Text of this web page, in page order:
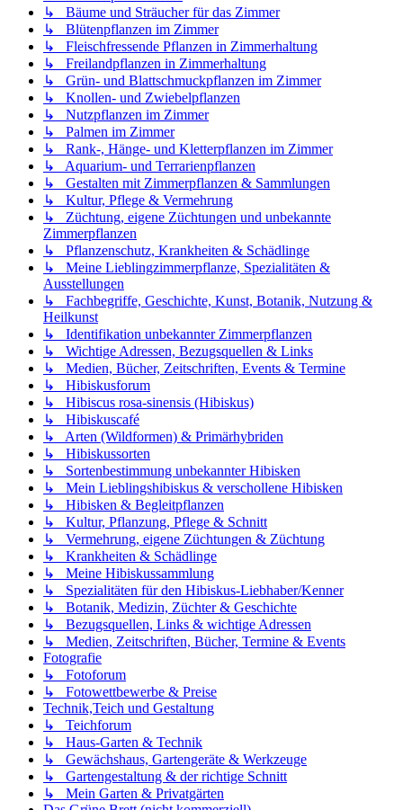
↳ Bäume und Sträucher für das Zimmer
↳ Blütenpflanzen im Zimmer
↳ Fleischfressende Pflanzen in Zimmerhaltung
↳ Freilandpflanzen in Zimmerhaltung
↳ Grün- und Blattschmuckpflanzen im Zimmer
↳ Knollen- und Zwiebelpflanzen
↳ Nutzpflanzen im Zimmer
↳ Palmen im Zimmer
↳ Rank-, Hänge- und Kletterpflanzen im Zimmer
↳ Aquarium- und Terrarienpflanzen
↳ Gestalten mit Zimmerpflanzen & Sammlungen
↳ Kultur, Pflege & Vermehrung
↳ Züchtung, eigene Züchtungen und unbekannte
Zimmerpflanzen
↳ Pflanzenschutz, Krankheiten & Schädlinge
↳ Meine Lieblingzimmerpflanze, Spezialitäten &
Ausstellungen
↳ Fachbegriffe, Geschichte, Kunst, Botanik, Nutzung &
Heilkunst
↳ Identifikation unbekannter Zimmerpflanzen
↳ Wichtige Adressen, Bezugsquellen & Links
↳ Medien, Bücher, Zeitschriften, Events & Termine
↳ Hibiskusforum
↳ Hibiscus rosa-sinensis (Hibiskus)
↳ Hibiskuscafé
↳ Arten (Wildformen) & Primärhybriden
↳ Hibiskussorten
↳ Sortenbestimmung unbekannter Hibisken
↳ Mein Lieblingshibiskus & verschollene Hibisken
↳ Hibisken & Begleitpflanzen
↳ Kultur, Pflanzung, Pflege & Schnitt
↳ Vermehrung, eigene Züchtungen & Züchtung
↳ Krankheiten & Schädlinge
↳ Meine Hibiskussammlung
↳ Spezialitäten für den Hibiskus-Liebhaber/Kenner
↳ Botanik, Medizin, Züchter & Geschichte
↳ Bezugsquellen, Links & wichtige Adressen
↳ Medien, Zeitschriften, Bücher, Termine & Events
Fotografie
↳ Fotoforum
↳ Fotowettbewerbe & Preise
Technik,Teich und Gestaltung
↳ Teichforum
↳ Haus-Garten & Technik
↳ Gewächshaus, Gartengeräte & Werkzeuge
↳ Gartengestaltung & der richtige Schnitt
↳ Mein Garten & Privatgärten